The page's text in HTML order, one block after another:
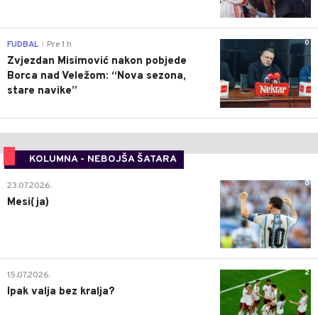
0
FUDBAL Pre 1 h
Zvjezdan Misimović nakon pobjede
Borca nad Veležom: “Nova sezona,
stare navike”
KOLUMNA - NEBOJŠA ŠATARA
0
23.07.2026.
Mesi(ja)
2
15.07.2026.
Ipak valja bez kralja?